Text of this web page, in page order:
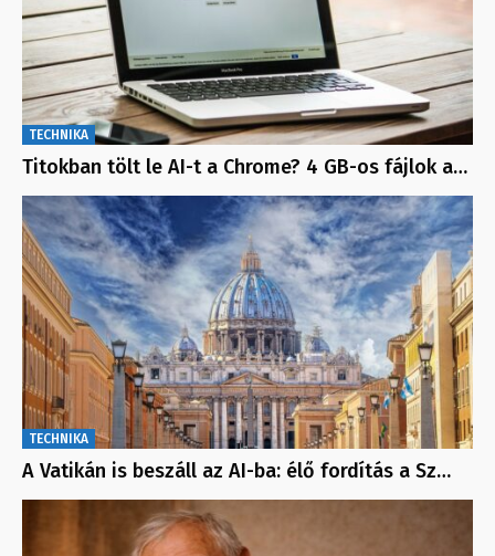
TECHNIKA
Titokban tölt le AI-t a Chrome? 4 GB-os fájlok a…
TECHNIKA
A Vatikán is beszáll az AI-ba: élő fordítás a Sz…